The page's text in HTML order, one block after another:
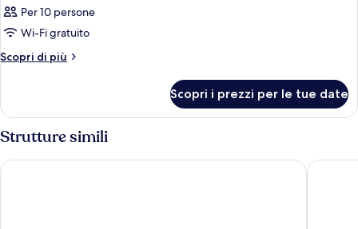
Per 10 persone
Wi-Fi gratuito
Scopri di più
Altri
Scopri i prezzi per le tue date
Strutture simili
Hotel Victoria & Iside Spa Be